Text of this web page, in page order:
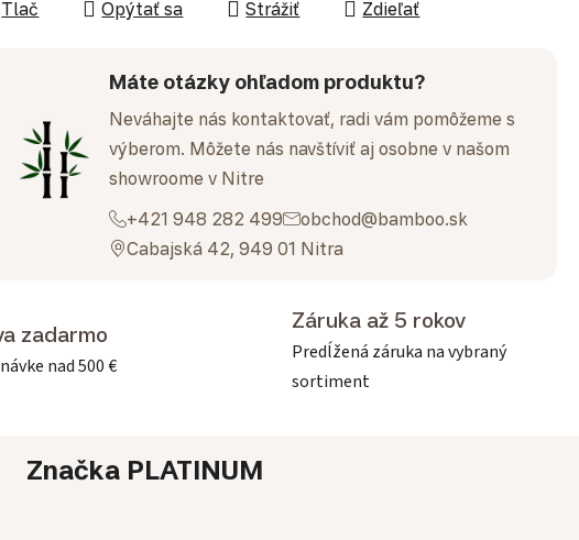
Tlač Opýtať sa Strážiť Zdieľať
Máte otázky ohľadom produktu?
Neváhajte nás kontaktovať, radi vám pomôžeme s
výberom. Môžete nás navštíviť aj osobne v našom
showroome v Nitre
+421 948 282 499
obchod@bamboo.sk
Cabajská 42, 949 01 Nitra
zadarmo
nad 500 €
Záruka až 5 rokov
Predĺžená záruka na vybraný
sortiment
ZnačkaPLATINUM